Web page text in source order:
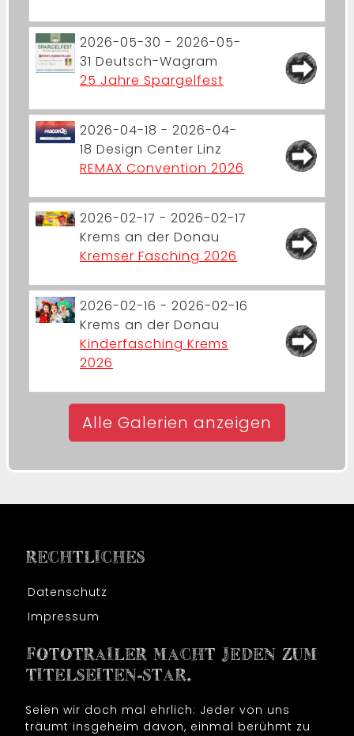
2026-05-30 - 2026-05-
31 Deutsch-Wagram
25 Jahre Spargelfest
2026-04-18 - 2026-04-
18 Design Center Linz
REMAX Convention 2026
2026-02-17 - 2026-02-17
Krems an der Donau
Kremser Fasching 2026
2026-02-16 - 2026-02-16
Krems an der Donau
Kinderfasching Krems
2026
Alle Galerien anzeigen
RECHTLICHES
Datenschutz
Impressum
FOTOTRAILER MACHT JEDEN ZUM
TITELSEITEN-STAR.
Seien wir doch mal ehrlich: Jeder von uns
träumt insgeheim davon, einmal berühmt zu